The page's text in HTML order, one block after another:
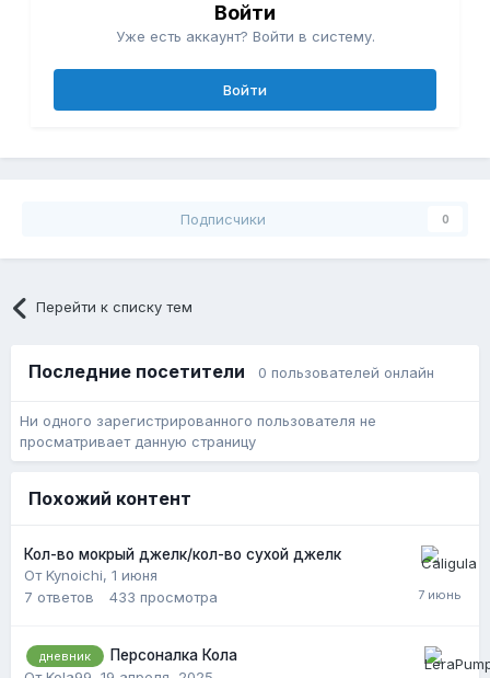
Войти
Уже есть аккаунт? Войти в систему.
Войти
Подписчики 0
Перейти к списку тем
Последние посетители 0 пользователей онлайн
Ни одного зарегистрированного пользователя не
просматривает данную страницу
Похожий контент
Кол-во мокрый джелк/кол-во сухой джелк
От Kynoichi, 1 июня
7 ответов 433 просмотра
дневник
Персоналка Кола